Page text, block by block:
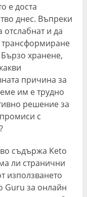
е доста
днес. Въпреки
и да
хранене,
причина за
им е трудно
решение за
с
съдържа Keto
ли странични
използването
Guru за онлайн